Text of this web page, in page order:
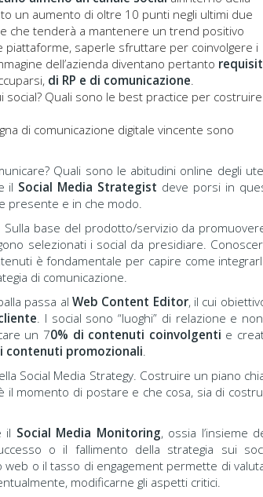
un aumento di oltre 10 punti negli ultimi due
che tenderà a mantenere un trend positivo
saperle sfruttare per coinvolgere i
dell’azienda diventano pertanto
di RP e di comunicazione.
social? Quali sono le best practice per costruire
di comunicazione digitale vincente sono
Quali sono le abitudini online degli
il Social Media Strategist deve porsi in
presente e in che modo.
Sulla base del prodotto/servizio da
selezionati i social da presidiare.
è fondamentale per capire come
di comunicazione.
passa alWeb Content Editor, il cui
. I social sono “luoghi” di relazione e
un 70% di contenuti coinvolgenti e
contenuti promozionali.
Social Media Strategy. Costruire un piano
momento di postare e che cosa, sia di
il Social Media Monitoring, ossia l’insieme
o il fallimento della strategia sui
o il tasso di engagement permette di
modificarne gli aspetti critici.